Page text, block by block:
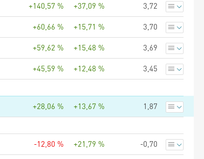
+140,57 % +37,09 % 3,72
+60,66 % +15,71 % 3,70
+59,62 % +15,48 % 3,69
+45,59 % +12,48 % 3,45
+28,06 % +13,67 % 1,87
-12,80 % +21,79 % -0,70